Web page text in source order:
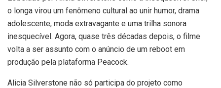
o longa virou um fenômeno cultural ao unir humor, drama
adolescente, moda extravagante e uma trilha sonora
inesquecível. Agora, quase três décadas depois, o filme
volta a ser assunto com o anúncio de um reboot em
produção pela plataforma Peacock.
Alicia Silverstone não só participa do projeto como